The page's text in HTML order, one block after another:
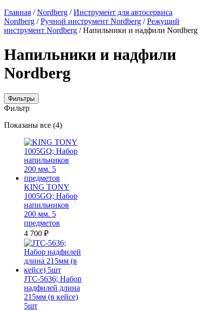
Главная /Nordberg /Инструмент для автосервиса
Nordberg /Ручной инструмент Nordberg /Режущий
инструмент Nordberg / Напильники и надфили Nordberg
Напильники и надфили
Nordberg
Фильтры
Фильтр
Показаны все (4)Цены:
убыванию
KING TONY
1005GQ; Набор
напильников
200 мм. 5
предметов
4 700 ₽
JTC-5636; Набор
надфилей длина
215мм (в кейсе)
5шт